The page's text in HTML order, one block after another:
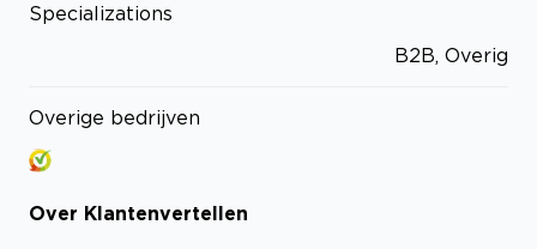
Specializations
B2B, Overig
Overige bedrijven
Over Klantenvertellen